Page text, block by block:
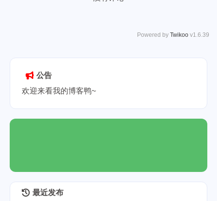
Powered by Twikoo v1.6.39
公告
欢迎来看我的博客鸭~
最近发布